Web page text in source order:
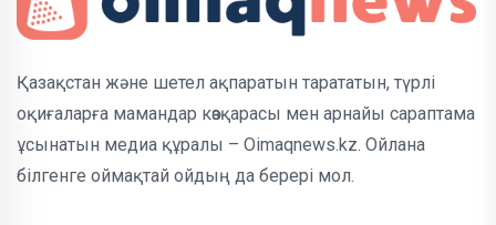
Қазақстан және шетел ақпаратын тарататын, түрлі
оқиғаларға мамандар көзқарасы мен арнайы сараптама
ұсынатын медиа құралы – Oimaqnews.kz. Ойлана
білгенге оймақтай ойдың да берері мол.